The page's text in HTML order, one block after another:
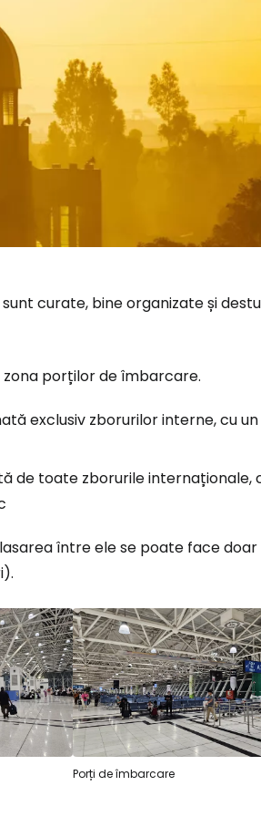
sunt curate, bine organizate și
porților de îmbarcare.
exclusiv zborurilor interne, cu
de toate zborurile internaționale,
între ele se poate face
Porți de îmbarcare